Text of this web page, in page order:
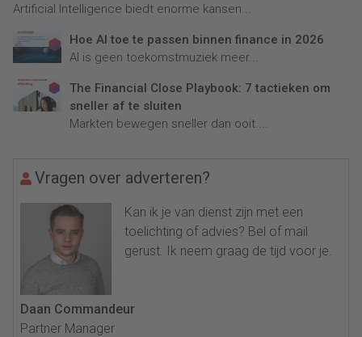
Artificial Intelligence biedt enorme kansen...
Hoe AI toe te passen binnen finance in 2026
AI is geen toekomstmuziek meer...
The Financial Close Playbook: 7 tactieken om
sneller af te sluiten
Markten bewegen sneller dan ooit....
Vragen over adverteren?
Kan ik je van dienst zijn met een
toelichting of advies? Bel of mail
gerust. Ik neem graag de tijd voor je.
Daan Commandeur
Partner Manager